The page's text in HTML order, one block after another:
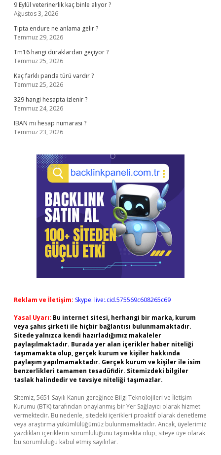
9 Eylül veterinerlik kaç binle alıyor ?
Ağustos 3, 2026
Tıpta endure ne anlama gelir ?
Temmuz 29, 2026
Tm16 hangi duraklardan geçiyor ?
Temmuz 25, 2026
Kaç farklı panda türü vardır ?
Temmuz 25, 2026
329 hangi hesapta izlenir ?
Temmuz 24, 2026
IBAN mı hesap numarası ?
Temmuz 23, 2026
Reklam ve İletişim: Skype: live:.cid.575569c608265c69
Yasal Uyarı: Bu internet sitesi, herhangi bir marka, kurum
veya şahıs şirketi ile hiçbir bağlantısı bulunmamaktadır.
Sitede yalnızca kendi hazırladığımız makaleler
paylaşılmaktadır. Burada yer alan içerikler haber niteliği
taşımamakta olup, gerçek kurum ve kişiler hakkında
paylaşım yapılmamaktadır. Gerçek kurum ve kişiler ile isim
benzerlikleri tamamen tesadüfidir. Sitemizdeki bilgiler
taslak halindedir ve tavsiye niteliği taşımazlar.
Sitemiz, 5651 Sayılı Kanun gereğince Bilgi Teknolojileri ve İletişim
Kurumu (BTK) tarafından onaylanmış bir Yer Sağlayıcı olarak hizmet
vermektedir. Bu nedenle, sitedeki içerikleri proaktif olarak denetleme
veya araştırma yükümlülüğümüz bulunmamaktadır. Ancak, üyelerimiz
yazdıkları içeriklerin sorumluluğunu taşımakta olup, siteye üye olarak
bu sorumluluğu kabul etmiş sayılırlar.